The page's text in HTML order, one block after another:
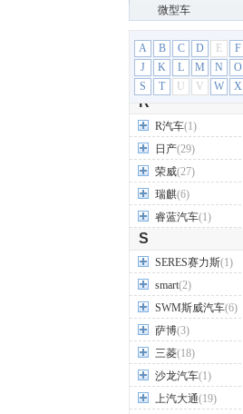
微型车
A B C D E F
J
K L M N O
S
T U V W X
祺智(1)
起亚(33)
乔治·巴顿(2)
R
R汽车(1)
日产(29)
荣威(27)
瑞麒(6)
睿蓝汽车(1)
S
SERES赛力斯(1)
smart(2)
SWM斯威汽车(6)
萨博(3)
三菱(18)
沙龙汽车(1)
上汽大通(19)